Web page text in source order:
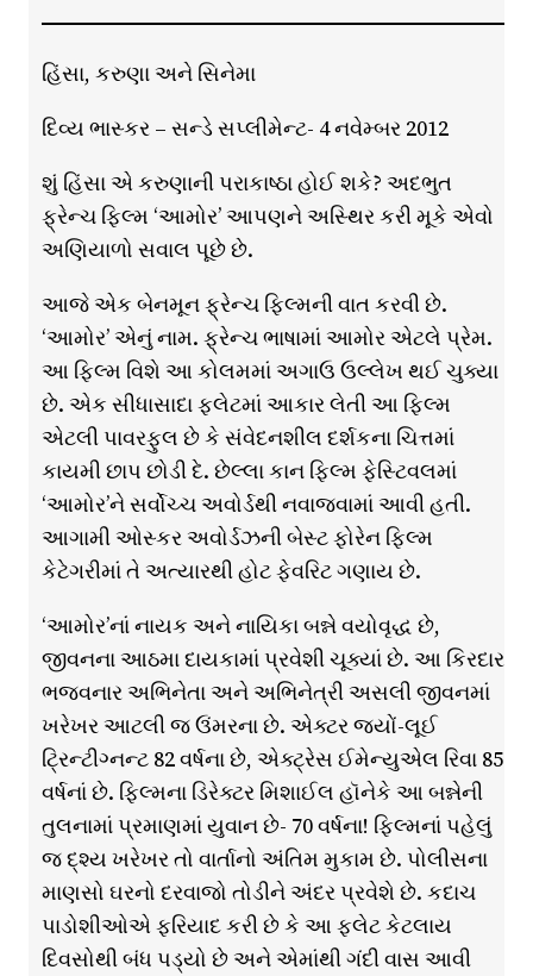
હિંસા, કરુણા અને સિનેમા
દિવ્ય ભાસ્કર – સન્ડે સપ્લીમેન્ટ- 4 નવેમ્બર 2012
શું હિંસા એ કરુણાની પરાકાષ્ઠા હોઈ શકે? અદભુત
ફ્રેન્ચ ફિલ્મ ‘આમોર’ આપણને અસ્થિર કરી મૂકે એવો
અણિયાળો સવાલ પૂછે છે.
આજે એક બેનમૂન ફ્રેન્ચ ફિલ્મની વાત કરવી છે.
‘આમોર’ એનું નામ. ફ્રેન્ચ ભાષામાં આમોર એટલે પ્રેમ.
આ ફિલ્મ વિશે આ કોલમમાં અગાઉ ઉલ્લેખ થઈ ચુક્યા
છે. એક સીધાસાદા ફ્લેટમાં આકાર લેતી આ ફિલ્મ
એટલી પાવરફુલ છે કે સંવેદનશીલ દર્શકના ચિત્તમાં
કાયમી છાપ છોડી દે. છેલ્લા કાન ફિલ્મ ફેસ્ટિવલમાં
‘આમોર’ને સર્વોચ્ચ અવોર્ડથી નવાજવામાં આવી હતી.
આગામી ઓસ્કર અવોર્ડઝની બેસ્ટ ફોરેન ફિલ્મ
કેટેગરીમાં તે અત્યારથી હોટ ફેવરિટ ગણાય છે.
‘આમોર’નાં નાયક અને નાયિકા બન્ને વયોવૃદ્ધ છે,
જીવનના આઠમા દાયકામાં પ્રવેશી ચૂક્યાં છે. આ કિરદાર
ભજવનાર અભિનેતા અને અભિનેત્રી અસલી જીવનમાં
ખરેખર આટલી જ ઉંમરના છે. એક્ટર જ્યોં-લૂઈ
ટ્રિન્ટીગ્નન્ટ 82 વર્ષના છે, એક્ટ્રેસ ઈમેન્યુએલ રિવા 85
વર્ષનાં છે. ફિલ્મના ડિરેક્ટર મિશાઈલ હૉનેકે આ બન્નેની
તુલનામાં પ્રમાણમાં યુવાન છે- 70 વર્ષના! ફિલ્મનાં પહેલું
જ દ્શ્ય ખરેખર તો વાર્તાનો અંતિમ મુકામ છે. પોલીસના
માણસો ઘરનો દરવાજો તોડીને અંદર પ્રવેશે છે. કદાચ
પાડોશીઓએ ફરિયાદ કરી છે કે આ ફ્લેટ કેટલાય
દિવસોથી બંધ પડ્યો છે અને એમાંથી ગંદી વાસ આવી